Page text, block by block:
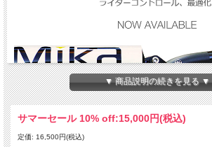
▼ 商品説明の続きを見る ▼
サマーセール 10% off:15,000円(税込)
定価: 16,500円(税込)